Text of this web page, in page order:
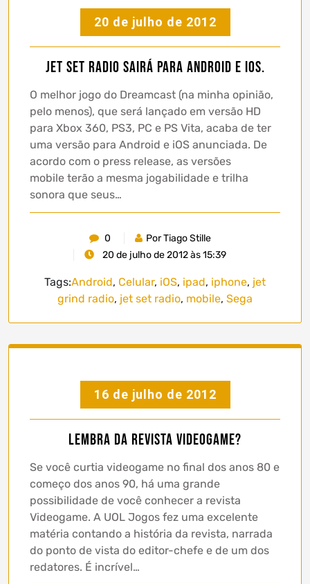
20 de julho de 2012
Jet Set Radio sairá para Android e iOS.
O melhor jogo do Dreamcast (na minha opinião,
pelo menos), que será lançado em versão HD
para Xbox 360, PS3, PC e PS Vita, acaba de ter
uma versão para Android e iOS anunciada. De
acordo com o press release, as versões
mobile terão a mesma jogabilidade e trilha
sonora que seus…
0
Por Tiago Stille
20 de julho de 2012 às 15:39
Tags:Android, Celular, iOS, ipad, iphone, jet
grind radio, jet set radio, mobile, Sega
16 de julho de 2012
Lembra da revista Videogame?
Se você curtia videogame no final dos anos 80 e
começo dos anos 90, há uma grande
possibilidade de você conhecer a revista
Videogame. A UOL Jogos fez uma excelente
matéria contando a história da revista, narrada
do ponto de vista do editor-chefe e de um dos
redatores. É incrível…